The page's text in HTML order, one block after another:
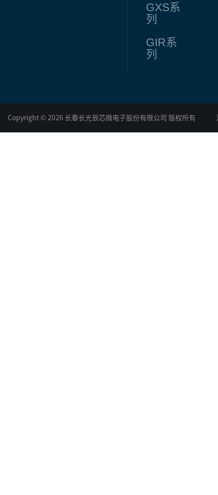
GXS系
列
GIR系
列
Copyright © 2026 长春长光辰芯微电子股份有限公司 版权所有